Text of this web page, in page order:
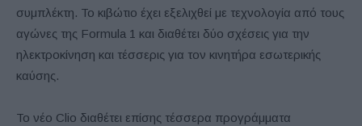
συμπλέκτη. Το κιβώτιο έχει εξελιχθεί με τεχνολογία από τους
αγώνες της Formula 1 και διαθέτει δύο σχέσεις για την
ηλεκτροκίνηση και τέσσερις για τον κινητήρα εσωτερικής
καύσης.
Το νέο Clio διαθέτει επίσης τέσσερα προγράμματα